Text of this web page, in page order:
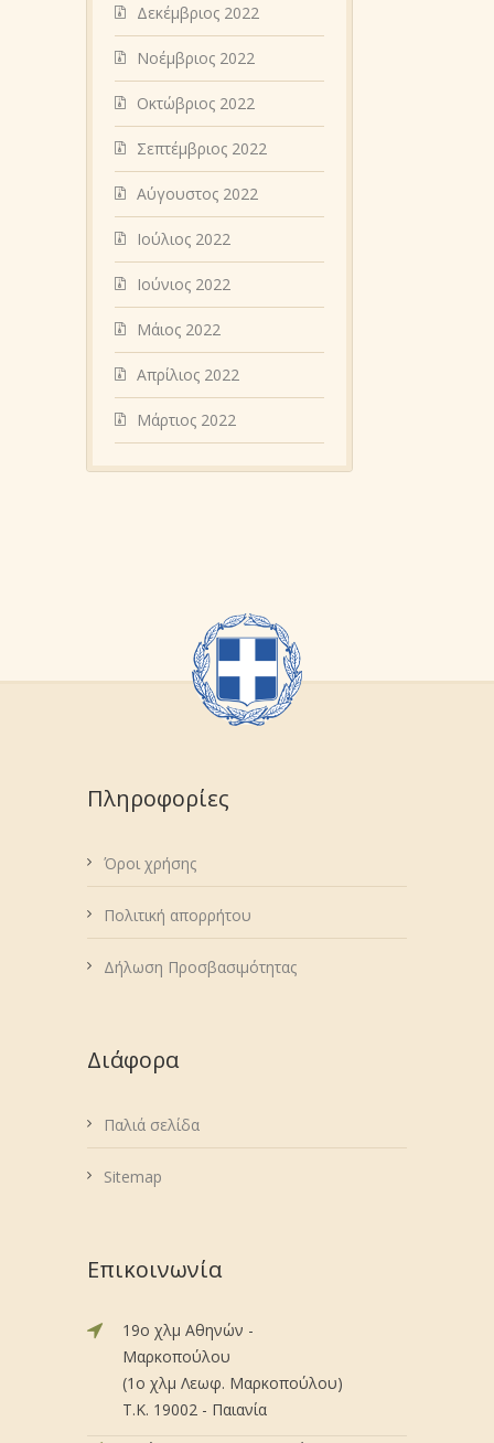
Δεκέμβριος 2022
Νοέμβριος 2022
Οκτώβριος 2022
Σεπτέμβριος 2022
Αύγουστος 2022
Ιούλιος 2022
Ιούνιος 2022
Μάιος 2022
Απρίλιος 2022
Μάρτιος 2022
Πληροφορίες
Όροι χρήσης
Πολιτική απορρήτου
Δήλωση Προσβασιμότητας
Διάφορα
Παλιά σελίδα
Sitemap
Επικοινωνία
19ο χλμ Αθηνών -
Μαρκοπούλου
(1ο χλμ Λεωφ. Μαρκοπούλου)
Τ.Κ. 19002 - Παιανία